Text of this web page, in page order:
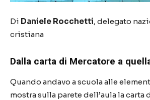
Di Daniele Rocchetti, delegato
cristiana
Dalla carta di Mercatore a
Quando andavo a scuola alle
mostra sulla parete dell’aula la carta